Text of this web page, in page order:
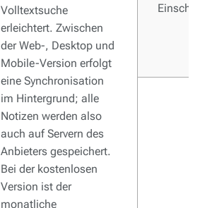
Volltextsuche
erleichtert. Zwischen
der Web-, Desktop und
Mobile-Version erfolgt
eine Synchronisation
im Hintergrund; alle
Notizen werden also
auch auf Servern des
Anbieters gespeichert.
Bei der kostenlosen
Version ist der
monatliche